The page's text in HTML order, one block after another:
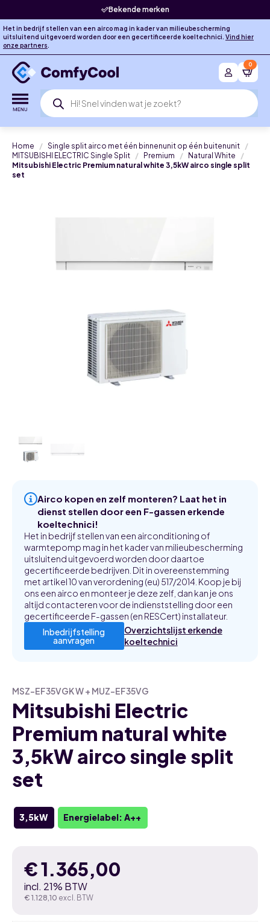
Bekende merken
Het in bedrijf stellen van een airco mag in kader van milieubescherming
uitsluitend uitgevoerd worden door een gecertificeerde koeltechnici. Vind hier
onze partners.
Producten
zoeken
0
Home
Single split airco met één binnenunit op één buitenunit
MITSUBISHI ELECTRIC Single Split
Premium
Natural White
Mitsubishi Electric Premium natural white 3,5kW airco single split
set
Airco kopen en zelf monteren? Laat het in
dienst stellen door een F-gassen erkende
koeltechnici!
Het in bedrijf stellen van een airconditioning of
warmtepomp mag in het kader van milieubescherming
uitsluitend uitgevoerd worden door daartoe
gecertificeerde bedrijven. Dit in overeenstemming
met artikel 10 van verordening (eu) 517/2014. Koop je bij
ons een airco en monteer je deze zelf, dan kan je ons
altijd contacteren voor de indienststelling door een
gecertificeerde F-gassen (en RESCert) installateur.
Inbedrijfstelling
aanvragen
Overzichtslijst erkende
koeltechnici
MSZ-EF35VGK W + MUZ-EF35VG
Mitsubishi Electric
Premium natural white
3,5kW airco single split
set
3,5kW Energielabel: A++
€1.365,00
incl. 21% BTW
€ 1.128,10 excl. BTW